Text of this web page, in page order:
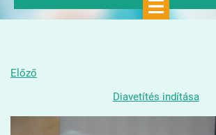
Előző
Diavetítés indítása